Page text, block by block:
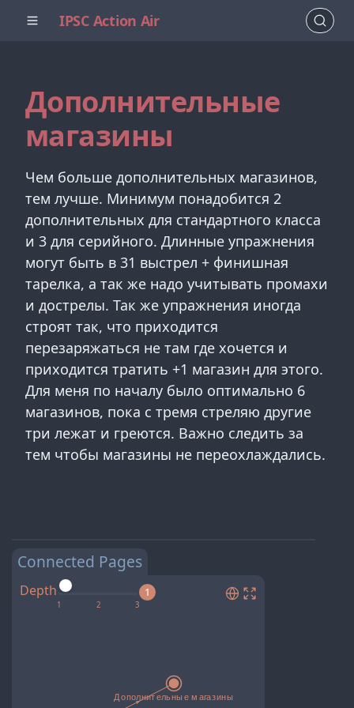
IPSC Action Air
Дополнительные
магазины
Чем больше дополнительных магазинов,
тем лучше. Минимум понадобится 2
дополнительных для стандартного класса
и 3 для серийного. Длинные упражнения
могут быть в 31 выстрел + финишная
тарелка, а так же надо учитывать промахи
и дострелы. Так же упражнения иногда
строят так, что приходится
перезаряжаться не там где хочется и
приходится тратить +1 магазин для этого.
Для меня по началу было оптимально 6
магазинов, пока с тремя стреляю другие
три лежат и греются. Важно следить за
тем чтобы магазины не переохлаждались.
Connected Pages
Depth 1